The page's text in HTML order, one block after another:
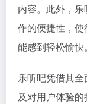
内容。此外，
作的便捷性，
能感到轻松愉快。
乐听吧凭借其
及对用户体验